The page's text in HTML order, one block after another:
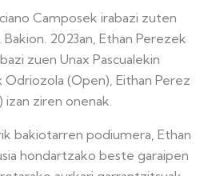
Camposek irabazi zuten
2023an, Ethan Perezek
zuen Unax Pascualekin
(Open), Eithan Perez
izan ziren onenak.
bakiotarren podiumera, Ethan
hondartzako beste garaipen